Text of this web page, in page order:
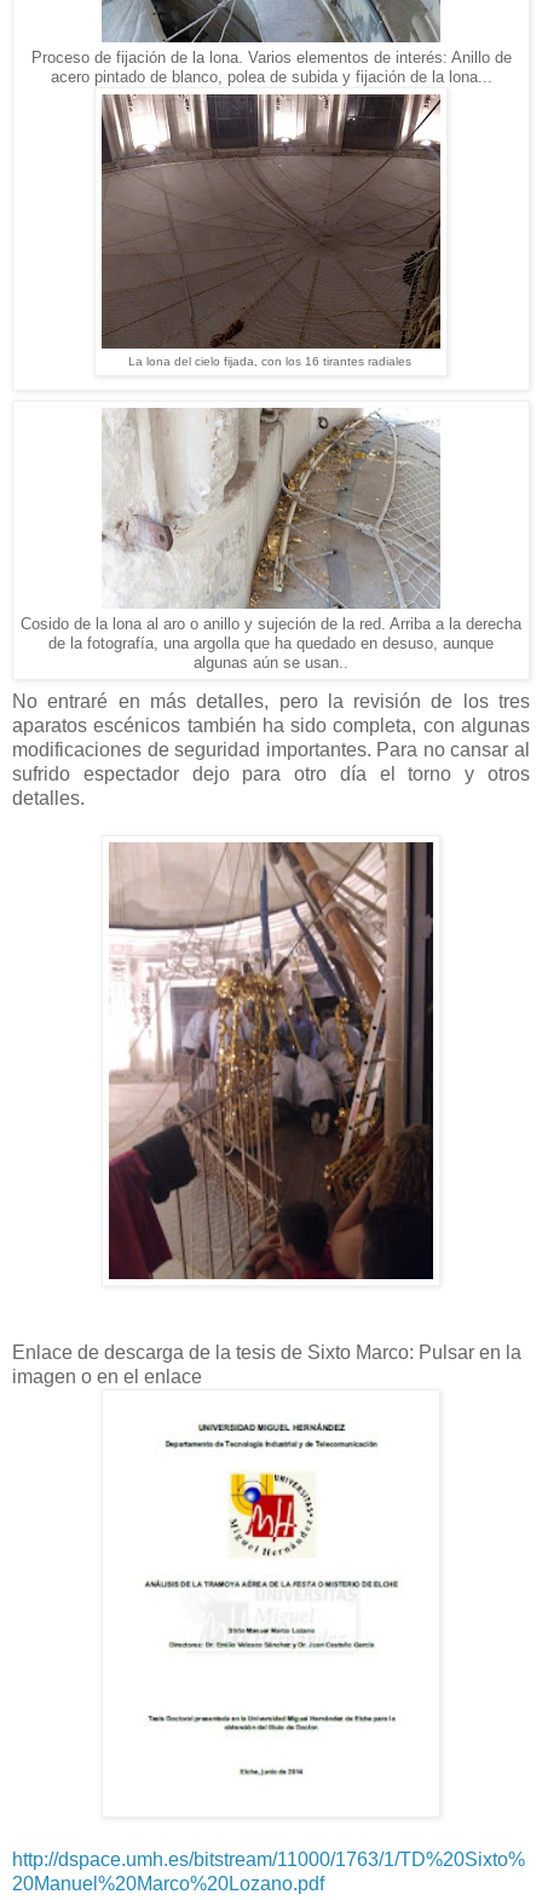
Proceso de fijación de la lona. Varios elementos de interés: Anillo de
acero pintado de blanco, polea de subida y fijación de la lona...
La lona del cielo fijada, con los 16 tirantes radiales
Cosido de la lona al aro o anillo y sujeción de la red. Arriba a la derecha
de la fotografía, una argolla que ha quedado en desuso, aunque
algunas aún se usan..
No entraré en más detalles, pero la revisión de los tres
aparatos escénicos también ha sido completa, con algunas
modificaciones de seguridad importantes. Para no cansar al
sufrido espectador dejo para otro día el torno y otros
detalles.
Enlace de descarga de la tesis de Sixto Marco: Pulsar en la
imagen o en el enlace
http://dspace.umh.es/bitstream/11000/1763/1/TD%20Sixto%
20Manuel%20Marco%20Lozano.pdf